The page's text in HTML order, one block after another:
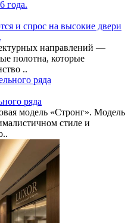
и спрос на высокие двери
направлений —
полотна, которые
..
ряда
модель «Стронг». Модель
стиле и